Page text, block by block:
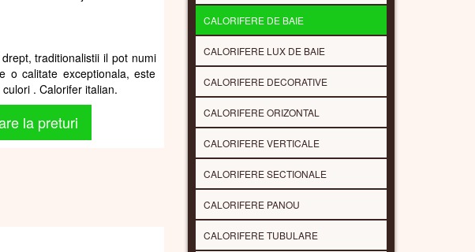
traditionalistii il pot numi
o calitate exceptionala, este
. Calorifer italian.
la preturi
CALORIFERE DE BAIE
CALORIFERE LUX DE BAIE
CALORIFERE DECORATIVE
CALORIFERE ORIZONTAL
CALORIFERE VERTICALE
CALORIFERE SECTIONALE
CALORIFERE PANOU
CALORIFERE TUBULARE